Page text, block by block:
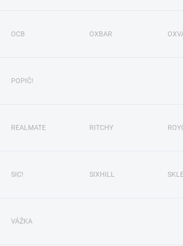
OCB OXBAR
POPIČ!
REALMATE RITCHY
SIC! SIXHILL
VÁŽKA